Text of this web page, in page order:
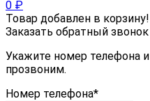
0 ₽
Товар добавлен в корзину!
Заказать обратный звонок
Укажите номер телефона
прозвоним.
Номер телефона*